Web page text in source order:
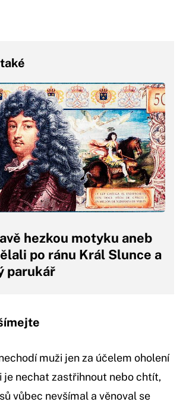
hezkou motyku aneb
po ránu Král Slunce a
parukář
muži jen za účelem oholení
je nechat zastřihnout nebo chtít,
vůbec nevšímal a věnoval se